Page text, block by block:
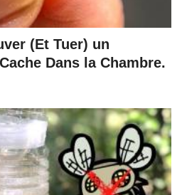
(Et Tuer) un
Dans la Chambre.